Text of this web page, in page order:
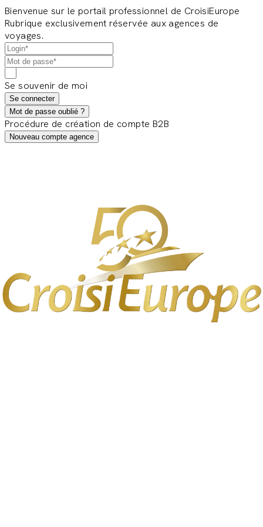
Bienvenue sur le portail professionnel de CroisiEurope
Rubrique exclusivement réservée aux agences de
voyages.
Se souvenir de moi
Se connecter
Mot de passe oublié ?
Procédure de création de compte B2B
Nouveau compte agence